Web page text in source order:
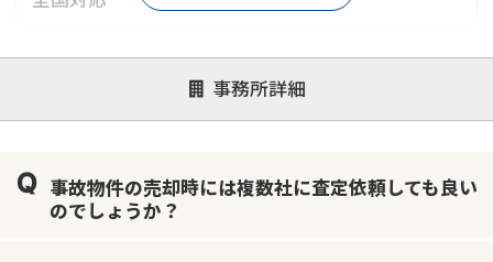
事務所詳細
対応が親身 オンライン面談可能
レスポンスが早い
1億円以上の買取可
事故物件の売却時には複数社に査定依頼しても良い
のでしょうか？